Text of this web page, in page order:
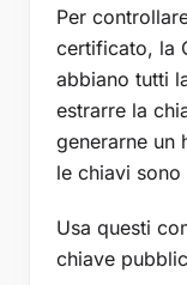
Per
certificato, la
abbiano tutti
estrarre la
generarne un
le chiavi sono
Usa questi
chiave